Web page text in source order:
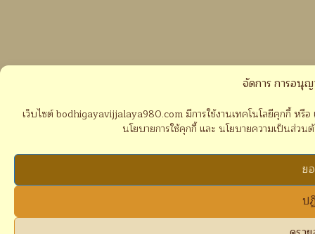
จัดการ การอนุ
เว็บไซต์ bodhigayavijjalaya980.com มีการใช้งานเทคโนโลยีคุกกี้ ห
นโยบายการใช้คุกกี้ และ นโยบายความเป็นส่ว
ย
ป